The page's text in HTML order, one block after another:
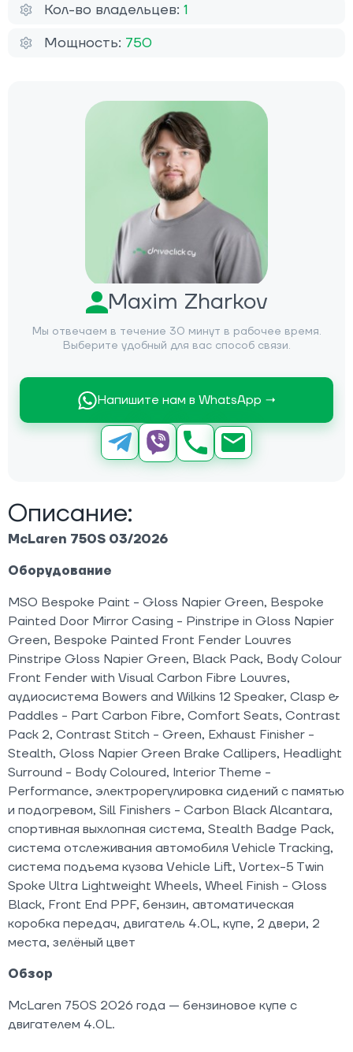
Maxim Zharkov
Мы отвечаем в течение 30 минут в рабочее время.
Выберите удобный для вас способ связи.
Напишите нам в WhatsApp →
Описание:
McLaren 750S 03/2026
Оборудование
MSO Bespoke Paint - Gloss Napier Green, Bespoke
Painted Door Mirror Casing - Pinstripe in Gloss Napier
Green, Bespoke Painted Front Fender Louvres
Pinstripe Gloss Napier Green, Black Pack, Body Colour
Front Fender with Visual Carbon Fibre Louvres,
аудиосистема Bowers and Wilkins 12 Speaker, Clasp &
Paddles - Part Carbon Fibre, Comfort Seats, Contrast
Pack 2, Contrast Stitch - Green, Exhaust Finisher -
Stealth, Gloss Napier Green Brake Callipers, Headlight
Surround - Body Coloured, Interior Theme -
Performance, электрорегулировка сидений с памятью
и подогревом, Sill Finishers - Carbon Black Alcantara,
спортивная выхлопная система, Stealth Badge Pack,
система отслеживания автомобиля Vehicle Tracking,
система подъема кузова Vehicle Lift, Vortex-5 Twin
Spoke Ultra Lightweight Wheels, Wheel Finish - Gloss
Black, Front End PPF, бензин, автоматическая
коробка передач, двигатель 4.0L, купе, 2 двери, 2
места, зелёный цвет
Обзор
McLaren 750S 2026 года — бензиновое купе с
двигателем 4.0L.
Кол-во владельцев: 1
Мощность: 750